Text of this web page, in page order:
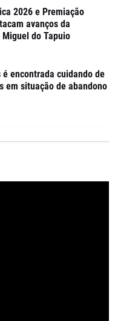
2026 e Premiação
avanços da
do Tapuio
é encontrada cuidando de
em situação de abandono